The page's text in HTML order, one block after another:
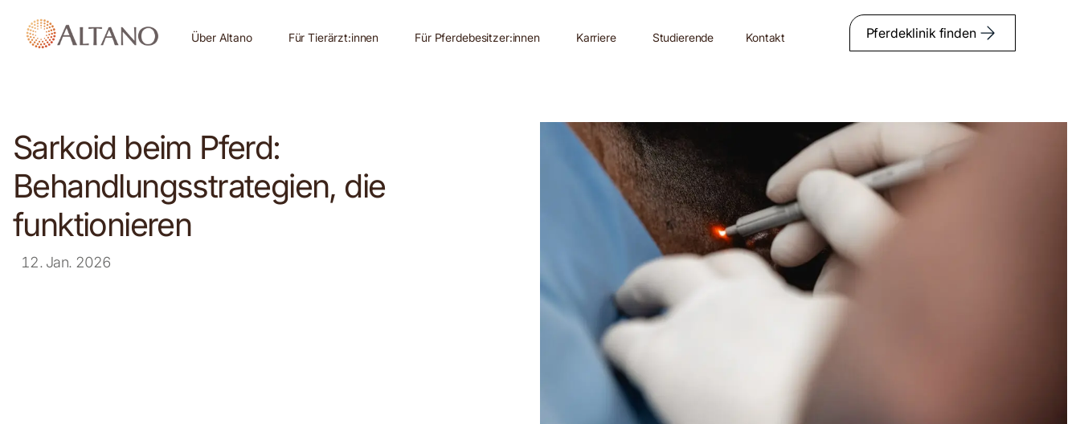
Über Altano Für Tierärzt:innen Für Pferdebesitzer:innen Karriere Studierende Kontakt Pferdeklinik finden
Sarkoid beim Pferd:
Behandlungsstrategien, die
funktionieren
12. Jan. 2026